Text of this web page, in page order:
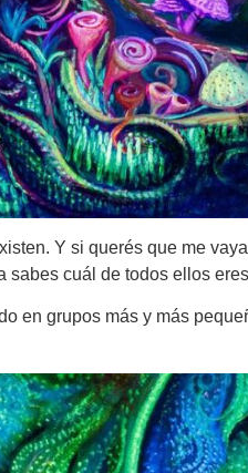
Y si querés que me
cuál de todos ellos
en grupos más y más